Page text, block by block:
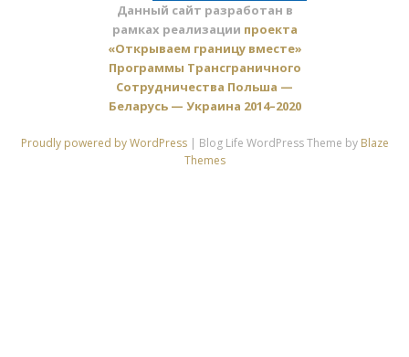
Данный сайт разработан в
рамках реализации проекта
«Открываем границу вместе»
Программы Трансграничного
Сотрудничества Польша —
Беларусь — Украина 2014–2020
Proudly powered by WordPress | Blog Life WordPress Theme by Blaze
Themes